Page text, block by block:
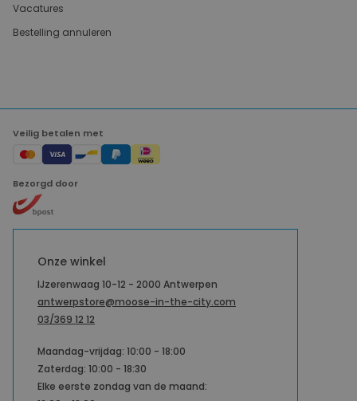
Vacatures
Bestelling annuleren
Veilig betalen met
Bezorgd door
Onze winkel
IJzerenwaag 10-12 - 2000 Antwerpen
antwerpstore@moose-in-the-city.com
03/369 12 12
Maandag-vrijdag: 10:00 - 18:00
Zaterdag: 10:00 - 18:30
Elke eerste zondag van de maand: